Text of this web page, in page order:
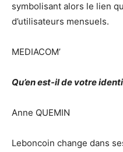
symbolisant alors le lien
d’utilisateurs mensuels.
MEDIACOM’
Qu’en est-il de votre
Anne QUEMIN
Leboncoin change dans